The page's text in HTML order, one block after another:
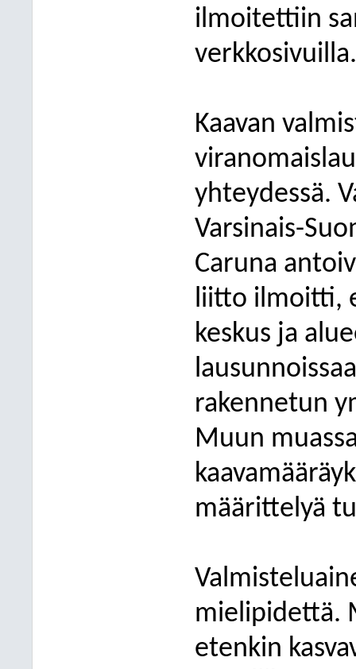
ilmoitettiin
verkkosivuilla.
Kaavan
yhteydessä.
Varsinais-
Caruna
liitto ilmoitti,
keskus ja
rakennetun
Muun
määrittelyä
mielipidettä.
etenkin